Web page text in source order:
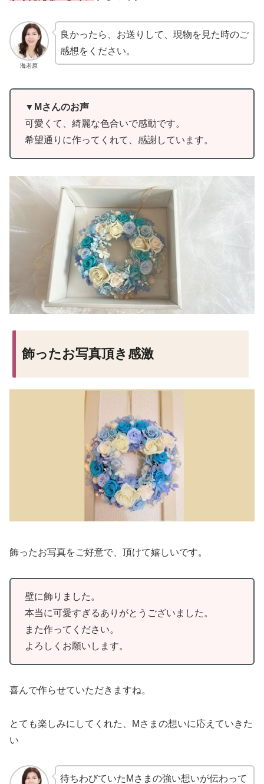
海老原
良かったら、お送りして、現物を見た時のご
感想をください。
▼Mさんのお声
可愛くて、綺麗な色合いで感動です。
希望通りに作ってくれて、感謝しています。
飾ったお写真頂き感激
飾ったお写真をご好意で、頂けて嬉しいです。
壁に飾りました。
本当に可愛すぎるありがとうございました。
また作ってください。
よろしくお願いします。
喜んで作らせていただきますね。
とても楽しみにしてくれた、Mさまの想いに応えていきた
い
待ちわびていたMさまの強い想いが伝わって